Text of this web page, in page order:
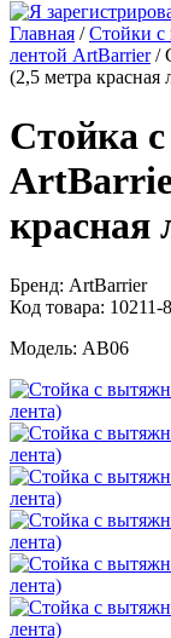
Главная /Стойки с
лентой ArtBarrier/
(2,5 метра красная
Стойка
красная
Бренд: ArtBarrier
Код товара: 10211-8
Модель: AB06